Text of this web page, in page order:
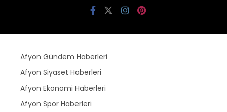
Afyon Gündem Haberleri
Afyon Siyaset Haberleri
Afyon Ekonomi Haberleri
Afyon Spor Haberleri